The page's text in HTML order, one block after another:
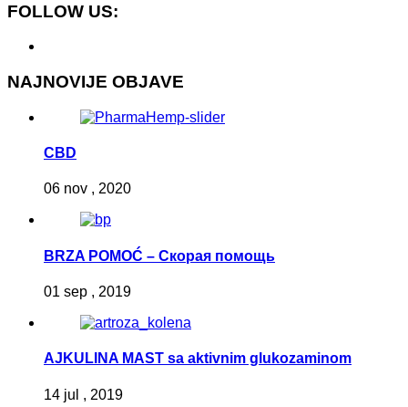
FOLLOW US:
NAJNOVIJE OBJAVE
CBD
06 nov , 2020
BRZA POMOĆ – Скорая помощь
01 sep , 2019
AJKULINA MAST sa aktivnim glukozaminom
14 jul , 2019